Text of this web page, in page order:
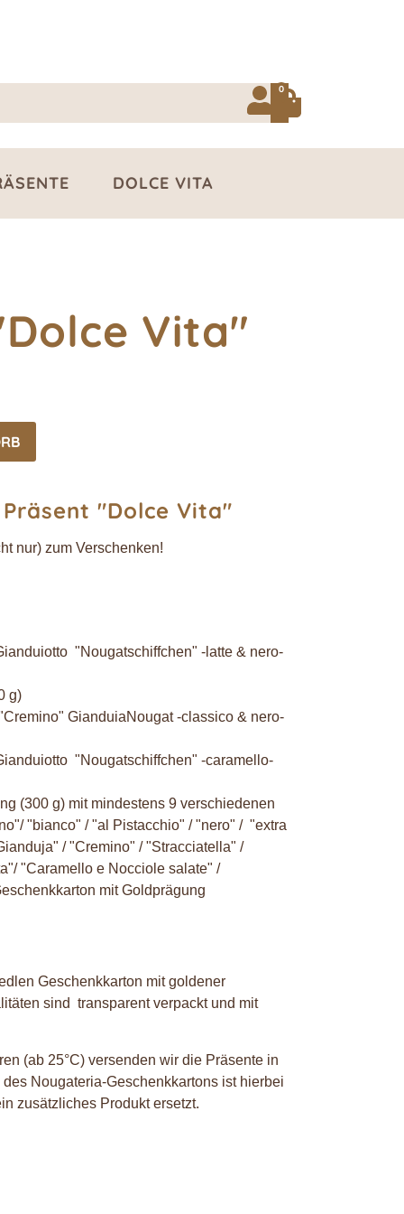
0
DOLCE VITA
Vita"
"Dolce Vita"
nur) zum Verschenken!
"Nougatschiffchen" -latte & nero-
g)
GianduiaNougat -classico & nero-
"Nougatschiffchen" -caramello-
(300 g) mit mindestens 9 verschiedenen
"bianco" / "al Pistacchio" / "nero" / "extra
/ "Cremino" / "Stracciatella" /
"Caramello e Nocciole salate" /
mit Goldprägung
Geschenkkarton mit goldener
sind transparent verpackt und mit
(ab 25°C) versenden wir die Präsente in
Nougateria-Geschenkkartons ist hierbei
zusätzliches Produkt ersetzt.